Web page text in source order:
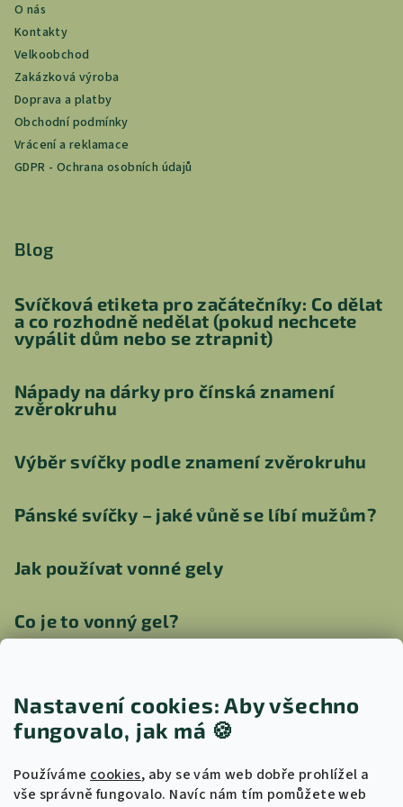
Nastavení cookies: Aby všechno
fungovalo, jak má 🍪
Používáme cookies, aby se vám web dobře prohlížel a
vše správně fungovalo. Navíc nám tím pomůžete web
O nás
Kontakty
Velkoobchod
Zakázková výroba
Doprava a platby
Obchodní podmínky
Vrácení a reklamace
GDPR - Ochrana osobních údajů
Blog
Svíčková etiketa pro začátečníky: Co dělat
a co rozhodně nedělat (pokud nechcete
vypálit dům nebo se ztrapnit)
Nápady na dárky pro čínská znamení
zvěrokruhu
Výběr svíčky podle znamení zvěrokruhu
Pánské svíčky – jaké vůně se líbí mužům?
Jak používat vonné gely
Co je to vonný gel?
Jak vybrat správnou svíčku pro vaši
náladu
Proč kokosovo-sójový vosk?